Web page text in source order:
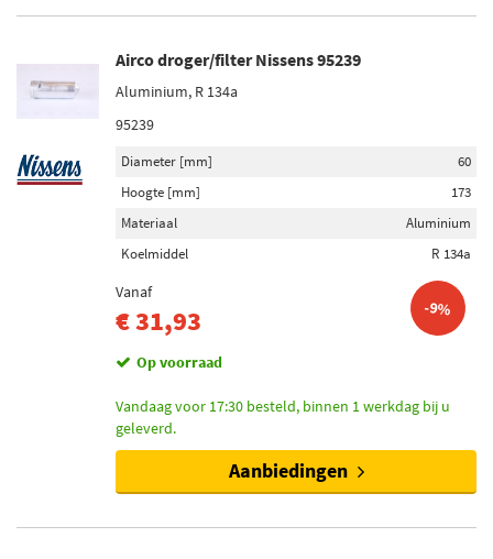
Airco droger/filter Nissens 95239
Aluminium, R 134a
95239
Diameter [mm]
60
Hoogte [mm]
173
Materiaal
Aluminium
Koelmiddel
R 134a
Vanaf
€ 31,93 -9%
Op voorraad
Vandaag voor 17:30 besteld, binnen 1 werkdag bij u
geleverd.
Aanbiedingen